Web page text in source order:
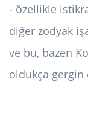
- özellikle
diğer zodyak
ve bu, bazen
oldukça gergin